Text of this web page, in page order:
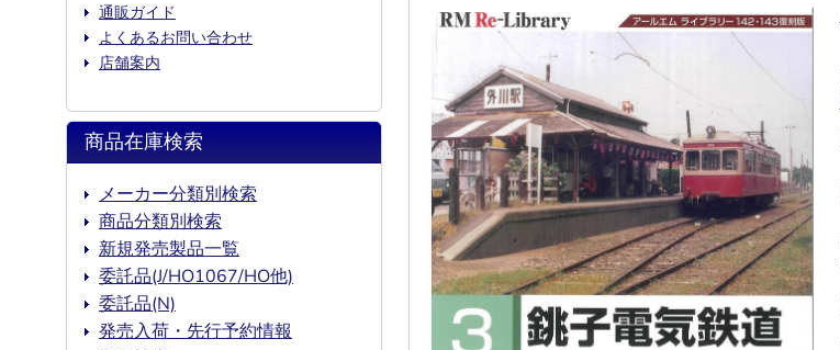
通販ガイド
よくあるお問い合わせ
店舗案内
商品在庫検索
メーカー分類別検索
商品分類別検索
新規発売製品一覧
委託品(J/HO1067/HO他)
委託品(N)
発売入荷・先行予約情報